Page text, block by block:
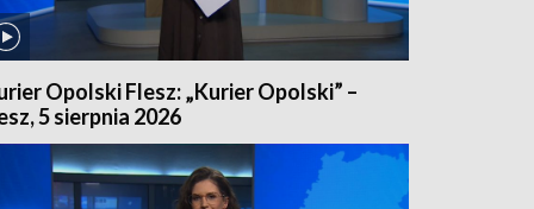
Opolski Flesz: „Kurier Opolski” –
5 sierpnia 2026